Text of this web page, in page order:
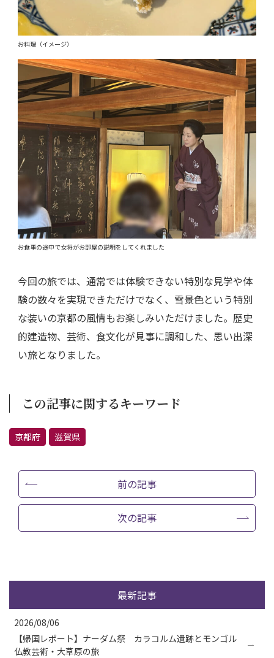
お料理（イメージ）
お食事の途中で女将がお部屋の説明をしてくれました
今回の旅では、通常では体験できない特別な見学や体
験の数々を実現できただけでなく、雪景色という特別
な装いの京都の風情もお楽しみいただけました。歴史
的建造物、芸術、食文化が見事に調和した、思い出深
い旅となりました。
この記事に関するキーワード
京都府 滋賀県
前の記事
次の記事
最新記事
2026/08/06
【帰国レポート】ナーダム祭 カラコルム遺跡とモンゴル
仏教芸術・大草原の旅